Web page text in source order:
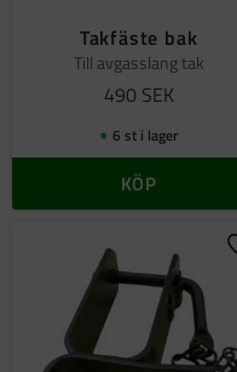
Takfäste bak
Till avgasslang tak
490 SEK
6 st i lager
KÖP